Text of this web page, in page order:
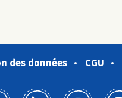
des données CGU